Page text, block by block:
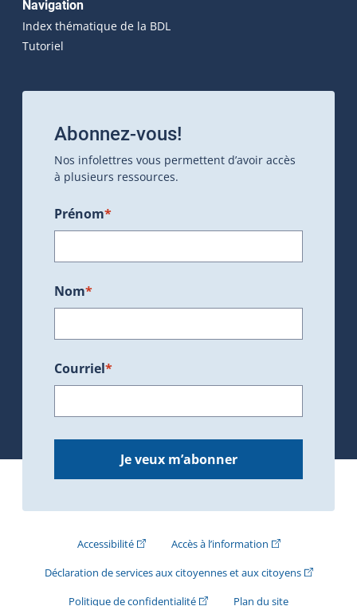
Navigation
Index thématique de la BDL
Tutoriel
Abonnez-vous!
Nos infolettres vous permettent d’avoir accès
à plusieurs ressources.
Prénom*
Nom*
Courriel*
Je veux m’abonner
Accessibilité(Cet hyperlien externe s'ouvrira dans une
Accès à l’information(Cet hyperlien
Déclaration de services aux citoyennes et aux citoyens(Cet
Politique de confidentialité(Cet hyperlien externe s'ouvrira
Plan du site